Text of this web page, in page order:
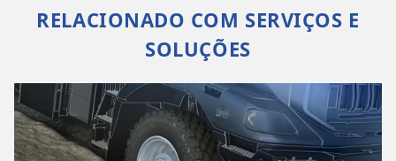
RELACIONADO COM SERVIÇOS E
SOLUÇÕES